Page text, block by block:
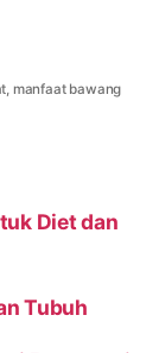
, manfaat bawang
Diet dan
Tubuh